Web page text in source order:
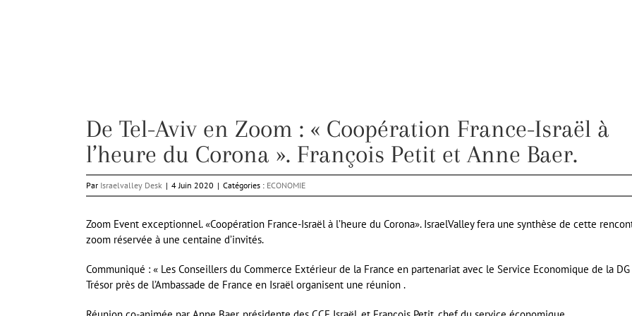
De Tel-Aviv en Zoom : « Coopération France-Israël à
l’heure du Corona ». François Petit et Anne Baer.
Par Israelvalley Desk | 4 Juin 2020 | Catégories : ECONOMIE
Zoom Event exceptionnel. «Coopération France-Israël à l’heure du Corona». IsraelValley fera une synthèse de cette
zoom réservée à une centaine d’invités.
Communiqué : « Les Conseillers du Commerce Extérieur de la France en partenariat avec le Service Economique de la DG
Trésor près de l’Ambassade de France en Israël organisent une réunion .